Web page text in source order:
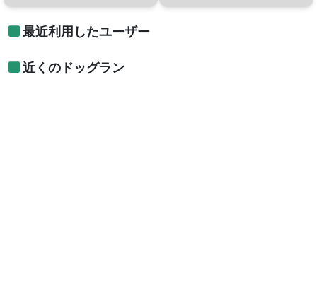
最近利用したユーザー
近くのドッグラン